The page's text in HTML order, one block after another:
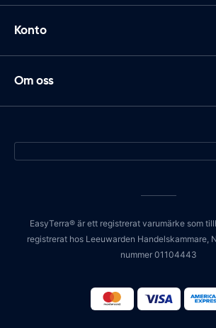
Konto
Om oss
EasyTerra® är ett registrerat varumärke som
registrerat hos Leeuwarden Handelskammare,
nummer 01104443